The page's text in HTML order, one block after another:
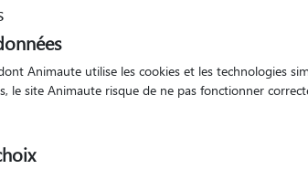
animaux à
Animaute utilise les cookies et les technologies
le site Animaute risque de ne pas fonctionner